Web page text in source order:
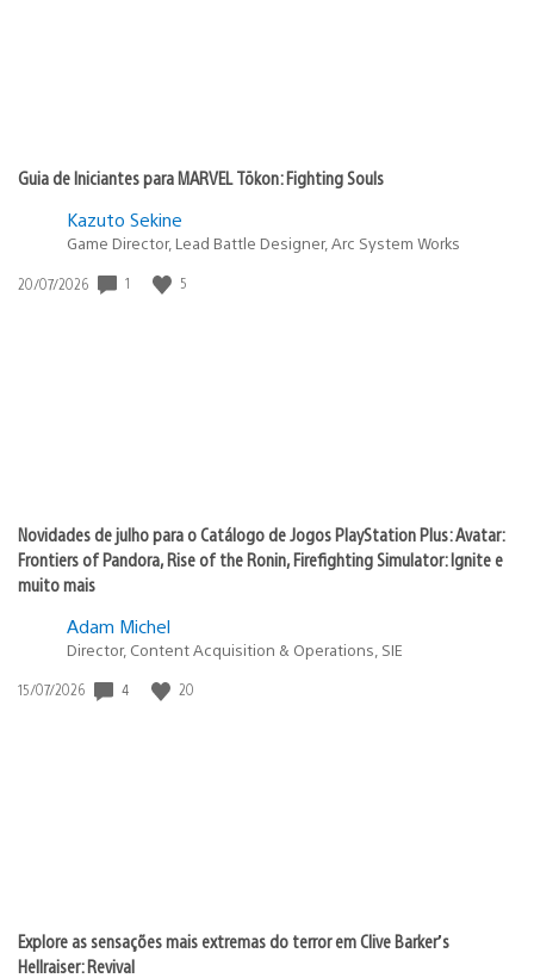
Guia de Iniciantes para MARVEL Tōkon: Fighting Souls
Kazuto Sekine
Game Director, Lead Battle Designer, Arc System Works
Data
20/07/2026 1 5
Novidades de julho para o Catálogo de Jogos PlayStation Plus: Avatar:
Frontiers of Pandora, Rise of the Ronin, Firefighting Simulator: Ignite e
muito mais
Adam Michel
Director, Content Acquisition & Operations, SIE
Data
15/07/2026 4 20
Explore as sensações mais extremas do terror em Clive Barker’s
Hellraiser: Revival